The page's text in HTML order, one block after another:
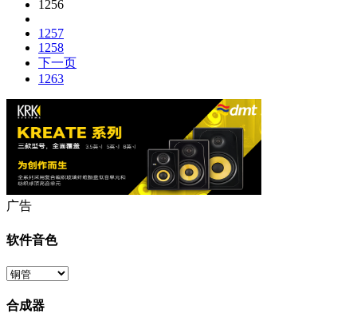
1256
1257
1258
下一页
1263
广告
软件音色
合成器